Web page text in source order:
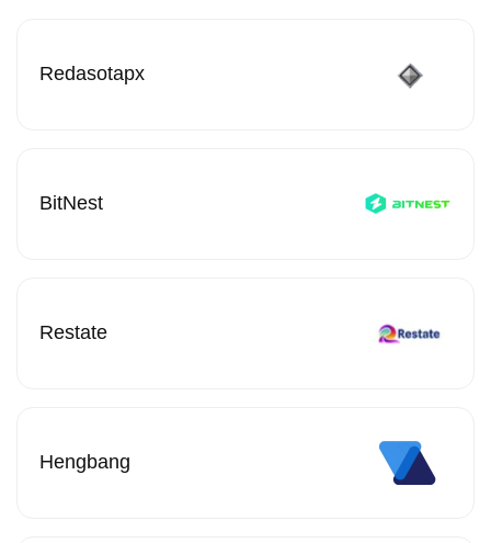
Redasotapx
BitNest
Restate
Hengbang